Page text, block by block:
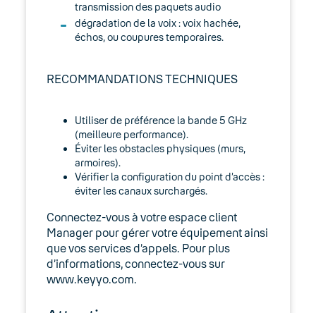
transmission des paquets audio
dégradation de la voix : voix hachée,
échos, ou coupures temporaires.
RECOMMANDATIONS TECHNIQUES
Utiliser de préférence la bande 5 GHz
(meilleure performance).
Éviter les obstacles physiques (murs,
armoires).
Vérifier la configuration du point d’accès :
éviter les canaux surchargés.
Connectez-vous à votre espace client
Manager pour gérer votre équipement ainsi
que vos services d’appels. Pour plus
d’informations, connectez-vous sur
www.keyyo.com.